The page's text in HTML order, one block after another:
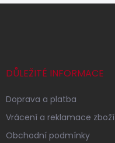
Z
DŮLEŽITÉ INFORMACE
Doprava a platba
Vrácení a reklamace zboží
Obchodní podmínky